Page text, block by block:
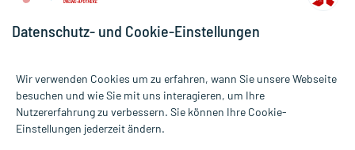
Alle Preise gelten inkl. MwSt., ggf. zzgl. Versandkosten
Informationen auf dieser Website werden ausschließlich für
Datenschutz- und Cookie-Einstellungen
Wir verwenden Cookies um zu erfahren, wann Sie unsere Webseite
besuchen und wie Sie mit uns interagieren, um Ihre
Nutzererfahrung zu verbessern. Sie können Ihre Cookie-
Einstellungen jederzeit ändern.